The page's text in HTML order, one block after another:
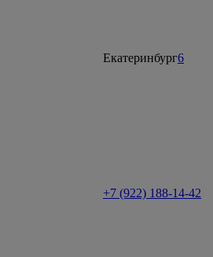
Екатеринбург6
+7 (922) 188-14-42